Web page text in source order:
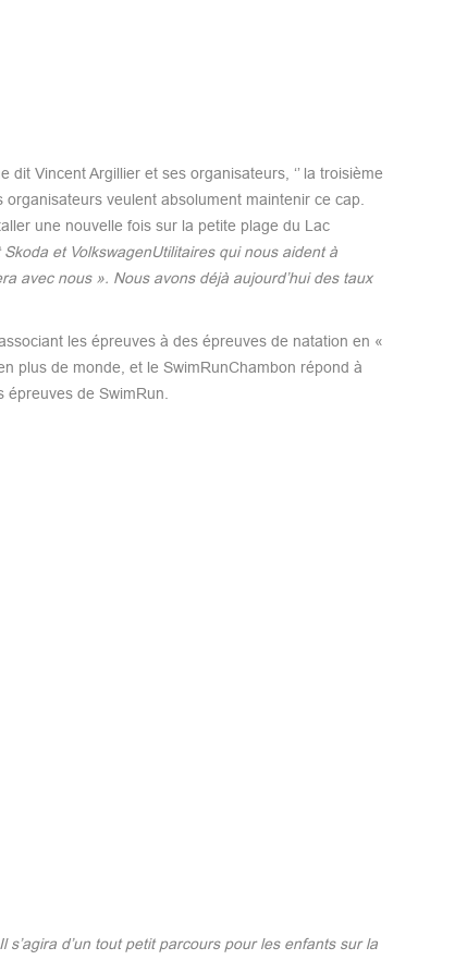
Vincent Argillier et ses organisateurs, ‘’ la troisième
organisateurs veulent absolument maintenir ce cap.
une nouvelle fois sur la petite plage du Lac
et VolkswagenUtilitaires qui nous aident à
avec nous ». Nous avons déjà aujourd’hui des taux
les épreuves à des épreuves de natation en «
plus de monde, et le SwimRunChambon répond à
de SwimRun.
Il s’agira d’un tout petit parcours pour les enfants sur la